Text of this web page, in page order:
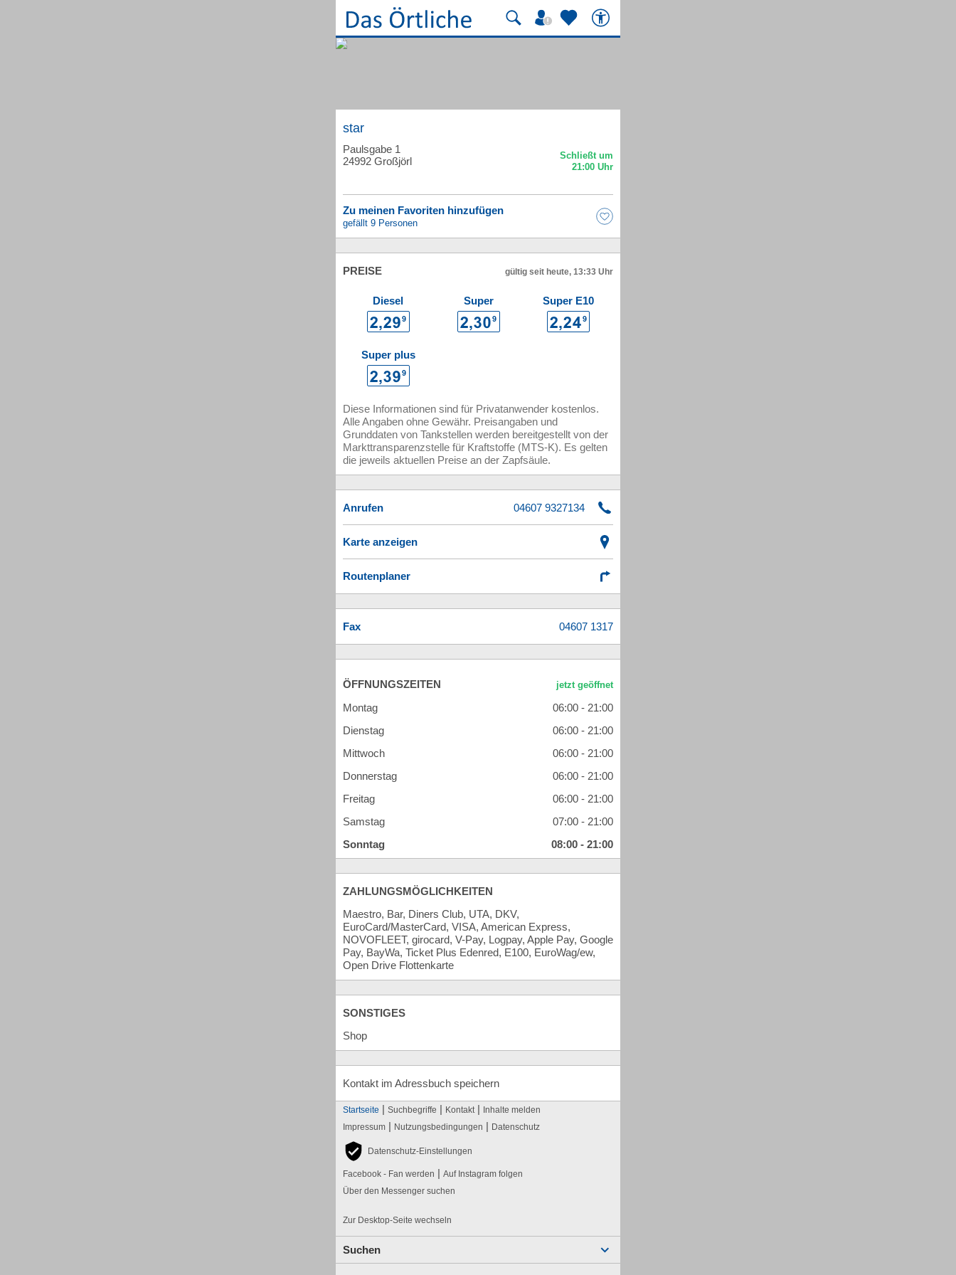
star
Paulsgabe 1
24992 Großjörl
Zu meinen Favoriten hinzufügen
gefällt 9 Personen
PREISE gültig seit heute, 13:33 Uhr
Diesel Super Super E10
Super plus
Diese Informationen sind für Privatanwender kostenlos.
Alle Angaben ohne Gewähr. Preisangaben und
Grunddaten von Tankstellen werden bereitgestellt von der
Markttransparenzstelle für Kraftstoffe (MTS-K). Es gelten
die jeweils aktuellen Preise an der Zapfsäule.
Anrufen
Karte anzeigen
Routenplaner
Fax
ÖFFNUNGSZEITEN
Montag
06:00 - 21:00
Dienstag
06:00 - 21:00
Mittwoch
06:00 - 21:00
Donnerstag
06:00 - 21:00
Freitag
06:00 - 21:00
Samstag
07:00 - 21:00
Sonntag
08:00 - 21:00
ZAHLUNGSMÖGLICHKEITEN
Maestro, Bar, Diners Club, UTA, DKV,
EuroCard/MasterCard, VISA, American Express,
NOVOFLEET, girocard, V-Pay, Logpay, Apple Pay, Google
Pay, BayWa, Ticket Plus Edenred, E100, EuroWag/ew,
Open Drive Flottenkarte
SONSTIGES
Shop
Kontakt im Adressbuch speichern
Startseite | Suchbegriffe | Kontakt | Inhalte melden
Impressum | Nutzungsbedingungen | Datenschutz
Datenschutz-Einstellungen
Facebook - Fan werden | Auf Instagram folgen
Über den Messenger suchen
Zur Desktop-Seite wechseln
Suchen